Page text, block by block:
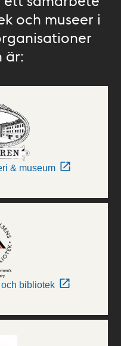
och museer i
är:
& museum
bibliotek